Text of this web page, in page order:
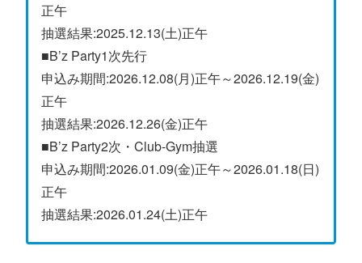
正午
抽選結果:2025.12.13(土)正午
■B’z Party1次先行
申込み期間:2026.12.08(月)正午～2026.12.19(金)
正午
抽選結果:2026.12.26(金)正午
■B’z Party2次・Club-Gym抽選
申込み期間:2026.01.09(金)正午～2026.01.18(日)
正午
抽選結果:2026.01.24(土)正午